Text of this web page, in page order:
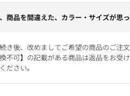
商品を間違えた、カラー・サイズが思っ
き後、改めましてご希望の商品のご注
可】の記載がある商品は返品をお受け
ださい。